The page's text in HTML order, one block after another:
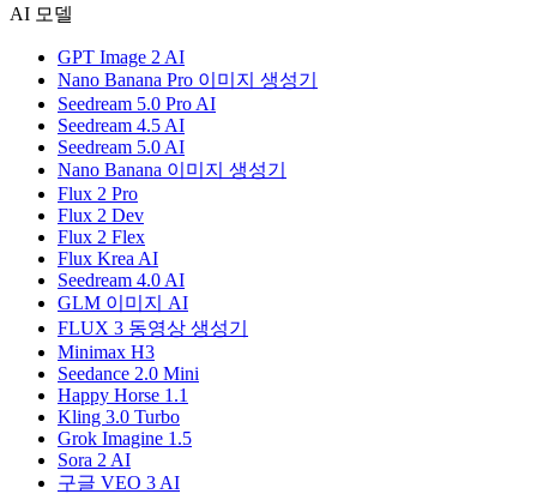
AI 모델
GPT Image 2 AI
Nano Banana Pro 이미지 생성기
Seedream 5.0 Pro AI
Seedream 4.5 AI
Seedream 5.0 AI
Nano Banana 이미지 생성기
Flux 2 Pro
Flux 2 Dev
Flux 2 Flex
Flux Krea AI
Seedream 4.0 AI
GLM 이미지 AI
FLUX 3 동영상 생성기
Minimax H3
Seedance 2.0 Mini
Happy Horse 1.1
Kling 3.0 Turbo
Grok Imagine 1.5
Sora 2 AI
구글 VEO 3 AI